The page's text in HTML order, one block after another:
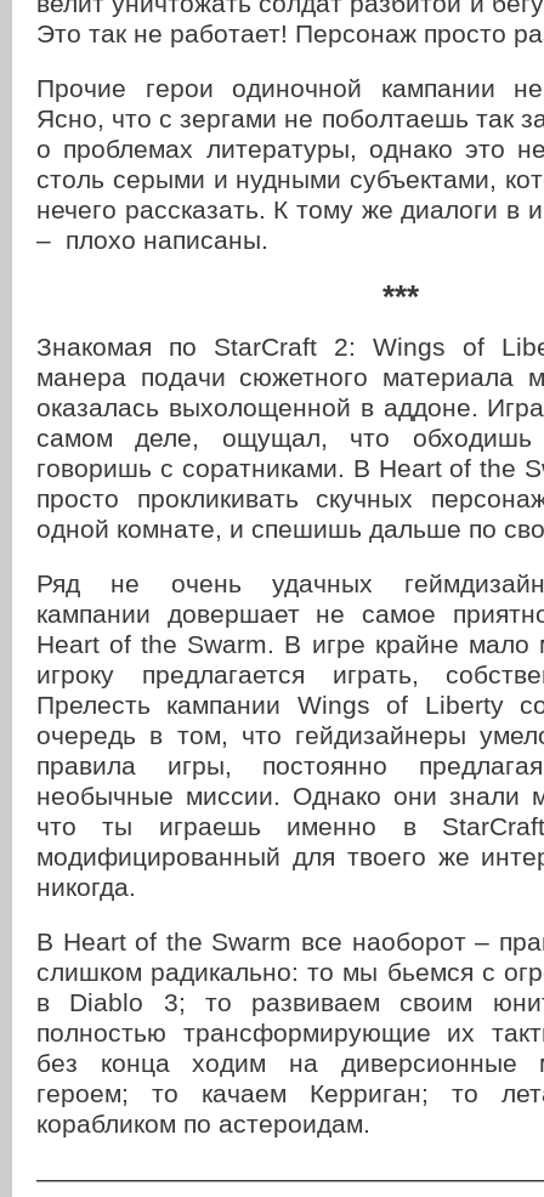
Это так не работает! Персонаж просто
Прочие герои одиночной кампании
Ясно, что с зергами не поболтаешь так
о проблемах литературы, однако это
столь серыми и нудными субъектами,
нечего рассказать. К тому же диалоги в
– плохо написаны.
***
Знакомая по StarCraft 2: Wings of
манера подачи сюжетного материала
оказалась выхолощенной в аддоне.
самом деле, ощущал, что
говоришь с соратниками. В Heart of the
просто прокликивать скучных
одной комнате, и спешишь дальше по
Ряд не очень удачных
кампании довершает не самое
Heart of the Swarm. В игре крайне мало
игроку предлагается играть,
Прелесть кампании Wings of Liberty
очередь в том, что гейдизайнеры
правила игры, постоянно
необычные миссии. Однако они знали
что ты играешь именно в
модифицированный для твоего же
никогда.
В Heart of the Swarm все наоборот –
слишком радикально: то мы бьемся с
в Diablo 3; то развиваем своим
полностью трансформирующие их
без конца ходим на диверсионные
героем; то качаем Керриган; то
корабликом по астероидам.